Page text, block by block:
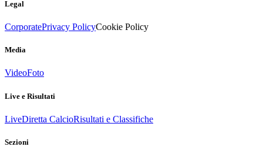
Legal
CorporatePrivacy PolicyCookie Policy
Media
VideoFoto
Live e Risultati
LiveDiretta CalcioRisultati e Classifiche
Sezioni